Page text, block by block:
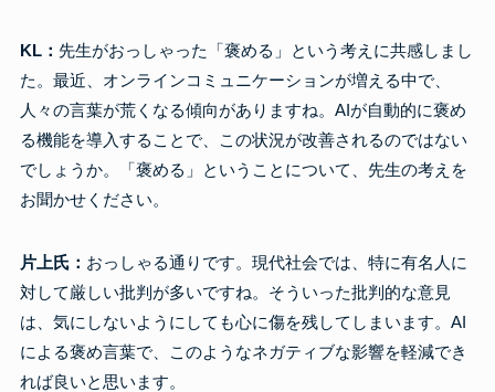
KL： 先生がおっしゃった「褒める」という考えに共感しまし
た。最近、オンラインコミュニケーションが増える中で、
人々の言葉が荒くなる傾向がありますね。AIが自動的に褒め
る機能を導入することで、この状況が改善されるのではない
でしょうか。「褒める」ということについて、先生の考えを
お聞かせください。
片上氏： おっしゃる通りです。現代社会では、特に有名人に
対して厳しい批判が多いですね。そういった批判的な意見
は、気にしないようにしても心に傷を残してしまいます。AI
による褒め言葉で、このようなネガティブな影響を軽減でき
れば良いと思います。